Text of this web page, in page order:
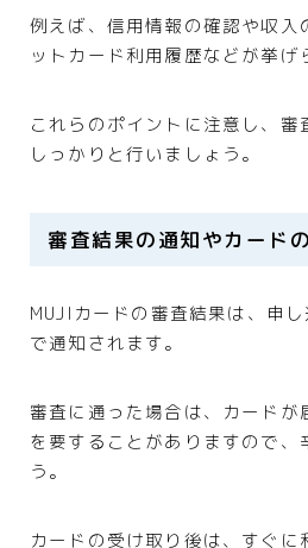
例えば、信用情報の確認や収入
ットカード利用履歴などが挙げ
これらのポイントに注意し、審
しっかりと行いましょう。
審査結果の通知やカード
MUJIカードの審査結果は、申
で通知されます。
審査に通った場合は、カードが
を要することがありますので、
う。
カードの受け取り後は、すぐに